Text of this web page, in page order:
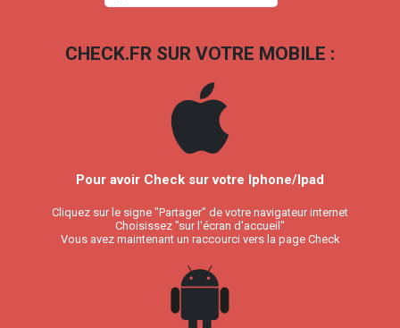
CHECK.FR SUR VOTRE MOBILE :
Pour avoir Check sur votre Iphone/Ipad
Cliquez sur le signe "Partager" de votre navigateur internet
Choisissez "sur l'écran d'accueil"
Vous avez maintenant un raccourci vers la page Check